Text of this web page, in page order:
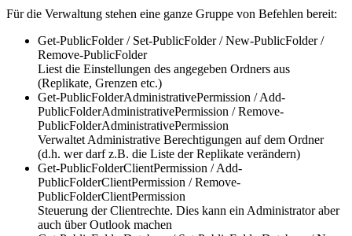
Für die Verwaltung stehen eine ganze Gruppe von Befehlen bereit:
Get-PublicFolder / Set-PublicFolder / New-PublicFolder /
Remove-PublicFolder
Liest die Einstellungen des angegeben Ordners aus
(Replikate, Grenzen etc.)
Get-PublicFolderAdministrativePermission / Add-
PublicFolderAdministrativePermission / Remove-
PublicFolderAdministrativePermission
Verwaltet Administrative Berechtigungen auf dem Ordner
(d.h. wer darf z.B. die Liste der Replikate verändern)
Get-PublicFolderClientPermission / Add-
PublicFolderClientPermission / Remove-
PublicFolderClientPermission
Steuerung der Clientrechte. Dies kann ein Administrator aber
auch über Outlook machen